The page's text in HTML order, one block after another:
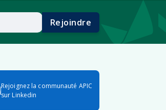
Rejoindre
Rejoignez la communauté APIC
sur Linkedin